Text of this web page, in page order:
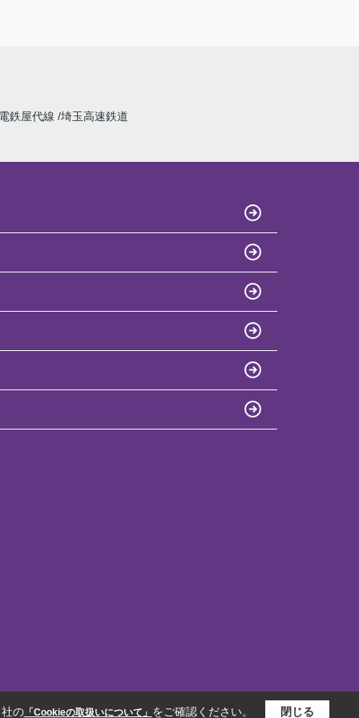
鉄屋代線 埼玉高速鉄道
の「Cookieの取扱いについて」 をご確認ください。 閉じる